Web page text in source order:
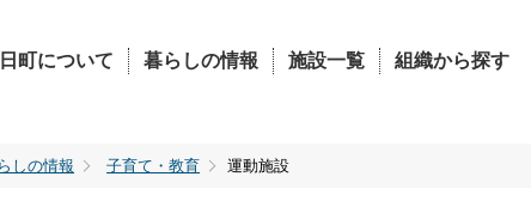
町について 暮らしの情報 施設一覧 組織から探す
しの情報 子育て・教育 運動施設